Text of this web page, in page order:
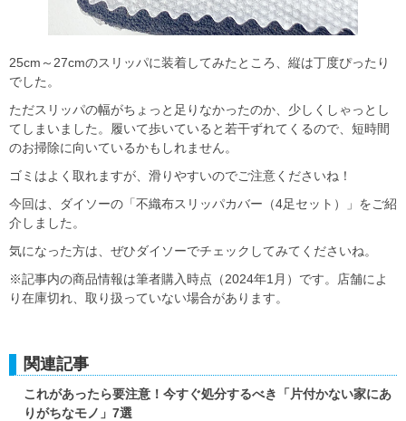
25cm～27cmのスリッパに装着してみたところ、縦は丁度ぴったり
でした。
ただスリッパの幅がちょっと足りなかったのか、少しくしゃっとし
てしまいました。履いて歩いていると若干ずれてくるので、短時間
のお掃除に向いているかもしれません。
ゴミはよく取れますが、滑りやすいのでご注意くださいね！
今回は、ダイソーの「不織布スリッパカバー（4足セット）」をご紹
介しました。
気になった方は、ぜひダイソーでチェックしてみてくださいね。
※記事内の商品情報は筆者購入時点（2024年1月）です。店舗によ
り在庫切れ、取り扱っていない場合があります。
関連記事
これがあったら要注意！今すぐ処分するべき「片付かない家にあ
りがちなモノ」7選